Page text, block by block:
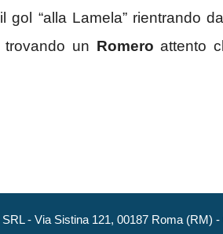
gol “alla Lamela” rientrando
un Romero attento
- Via Sistina 121, 00187 Roma (RM)